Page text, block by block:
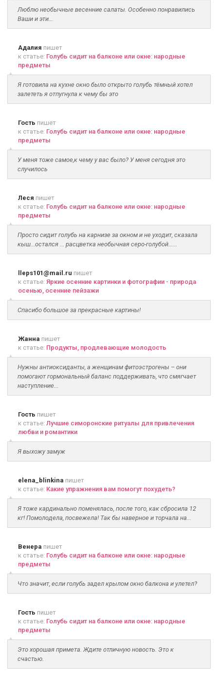
Люблю необычные весенние салаты. Особенно понравились
Ваши и эти...
Адалия пишет
к статье: Голубь сидит на балконе или окне: народные
предметы
Я готовила на кухне окно было открыто голубь тёмный хотел
залететь я отпугнула к чему бы это
Гость пишет
к статье: Голубь сидит на балконе или окне: народные
предметы
У меня тоже самое,к чему у вас было? У меня сегодня это
случилось
Леся пишет
к статье: Голубь сидит на балконе или окне: народные
предметы
Просто сидит голубь на карнизе за окном и не уходит, сказала
кыш...остался ... расцветка необычная серо-голубой......
lleps101@mail.ru пишет
к статье: Яркие осенние картинки и фотографии - природа
осенью, осенние пейзажи
Спасибо большое за прекрасные картины!
Жанна пишет
к статье: Продукты, продлевающие молодость
Нужны антиоксиданты, а женщинам фитоэстрогены – они
помогают гормональный баланс поддерживать, что смягчает
наступление...
Гость пишет
к статье: Лучшие симоронские ритуалы для привлечения
любви и романтики
Я выхожу замуж
elena_blinkina пишет
к статье: Какие упражнения вам помогут похудеть?
Я тоже кардинально поменялась, после того, как сбросила 12
кг! Помолодела, посвежела! Так бы наверное и торчала на...
Венера пишет
к статье: Голубь сидит на балконе или окне: народные
предметы
Что значит, если голубь задел крылом окно балкона и улетел?
Гость пишет
к статье: Голубь сидит на балконе или окне: народные
предметы
Это хорошая примета. Ждите отличную новость. Это к
счастью.